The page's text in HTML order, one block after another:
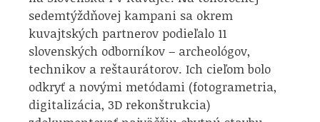
sedemtýždňovej kampani sa okrem
kuvajtských partnerov podieľalo 11
slovenských odborníkov – archeológov,
technikov a reštaurátorov. Ich cieľom bolo
odkryť a novými metódami (fotogrametria,
digitalizácia, 3D rekonštrukcia)